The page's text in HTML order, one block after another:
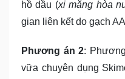
hồ dầu (xi măng hòa
gian liên kết do gạch
Phương án 2:
vữa chuyên dụng